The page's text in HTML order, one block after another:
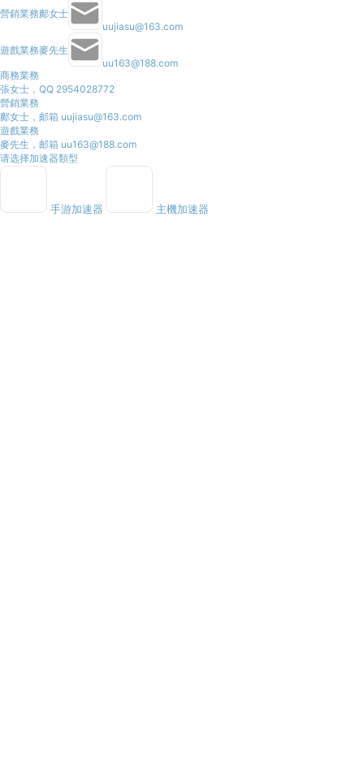
營銷業務鄺女士
uujiasu@163.com
遊戲業務麥先生
uu163@188.com
商務業務
張女士，QQ 2954028772
營銷業務
鄺女士，邮箱 uujiasu@163.com
遊戲業務
麥先生，邮箱 uu163@188.com
请选择加速器類型
手游加速器 主機加速器